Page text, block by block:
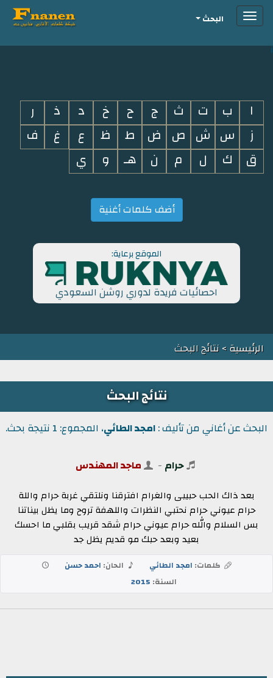
i
Toggleالبحث
ا ب ت ث ج ح خ د ذ
ر
ز
س ش ص ض ط ظ ع غ
ف
ق
ك ل م ن هـ و ي
أضف كلمات أغنية
الموقع برعاية:
احصائيات فريدة لدوري روشن السعودي
الرئيسية> نتائج البحث
نتائج البحث
البحث عن أغاني من تأليف :امجد الطائي، المجموع: 1 نتيجة بحث.
حرام - ماجد المهندس
بعد ذاك الحب حبيبى والغرام افترقنا ونلتقي غربة حرام واللة
حرام عيوني حرام نحتبي النظرات واللهفة تروح وما يظل بيناتنا
بس السلام والله حرام عيوني حرام شقد قريب بقلبي ما احسك
بعيد وبعد حبك مو قديم يظل جد
كلمات: امجد الطائي الحان: احمد حسن
السنة: 2015